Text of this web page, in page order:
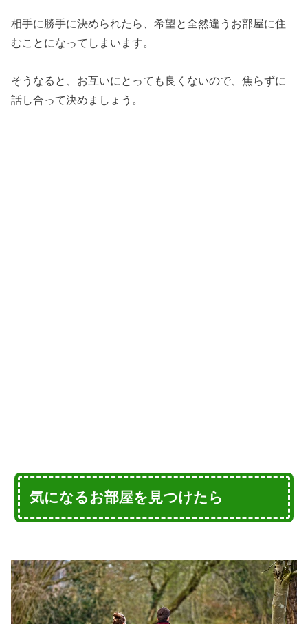
相手に勝手に決められたら、希望と全然違うお部屋に住
むことになってしまいます。
そうなると、お互いにとっても良くないので、焦らずに
話し合って決めましょう。
気になるお部屋を見つけたら